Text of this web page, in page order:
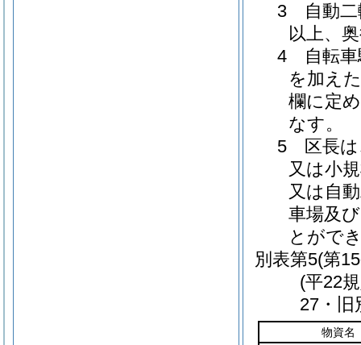
3 自動二
以上、
4 自転車
を加え
欄に定
なす。
5 区長は
又は小
又は自
車場及
とがで
別表第5(第
(平22
27・旧
物資名